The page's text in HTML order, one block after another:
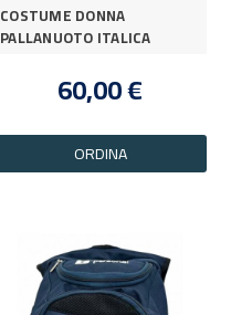
COSTUME DONNA
PALLANUOTO ITALICA
60,00 €
ORDINA